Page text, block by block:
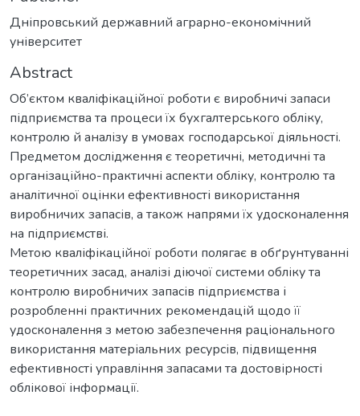
Дніпровський державний аграрно-економічний
університет
Abstract
Об’єктом кваліфікаційної роботи є виробничі запаси
підприємства та процеси їх бухгалтерського обліку,
контролю й аналізу в умовах господарської діяльності.
Предметом дослідження є теоретичні, методичні та
організаційно-практичні аспекти обліку, контролю та
аналітичної оцінки ефективності використання
виробничих запасів, а також напрями їх удосконалення
на підприємстві.
Метою кваліфікаційної роботи полягає в обґрунтуванні
теоретичних засад, аналізі діючої системи обліку та
контролю виробничих запасів підприємства і
розробленні практичних рекомендацій щодо її
удосконалення з метою забезпечення раціонального
використання матеріальних ресурсів, підвищення
ефективності управління запасами та достовірності
облікової інформації.